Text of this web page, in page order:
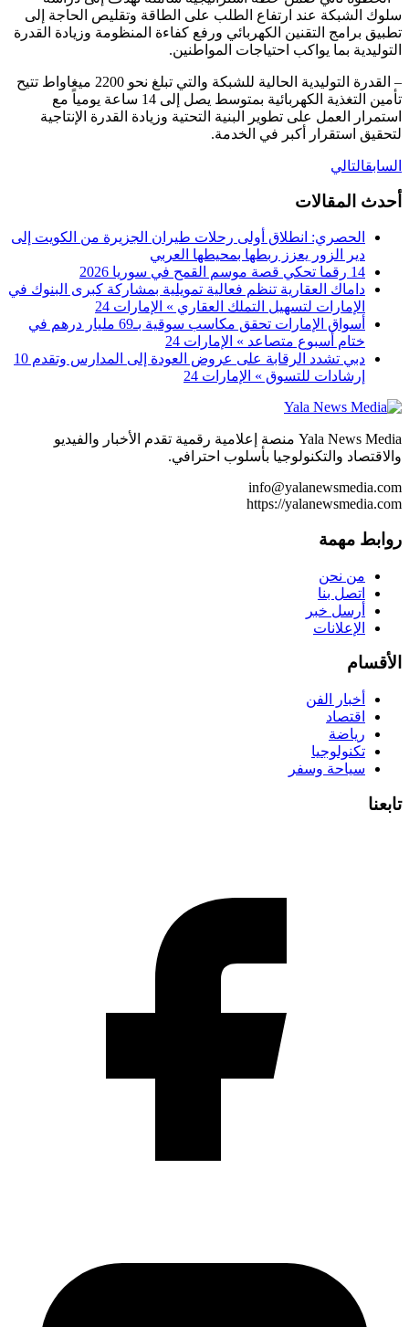
سلوك الشبكة عند ارتفاع الطلب على الطاقة وتقليص الحاجة إلى
تطبيق برامج التقنين الكهربائي ورفع كفاءة المنظومة وزيادة القدرة
التوليدية بما يواكب احتياجات المواطنين.
– القدرة التوليدية الحالية للشبكة والتي تبلغ نحو 2200 ميغاواط تتيح
تأمين التغذية الكهربائية بمتوسط يصل إلى 14 ساعة يومياً مع
استمرار العمل على تطوير البنية التحتية وزيادة القدرة الإنتاجية
لتحقيق استقرار أكبر في الخدمة.
السابقالتالي
أحدث المقالات
الحصري: انطلاق أولى رحلات طيران الجزيرة من الكويت إلى
دير الزور يعزز ربطها بمحيطها العربي
14 رقما تحكي قصة موسم القمح في سوريا 2026
داماك العقارية تنظم فعالية تمويلية بمشاركة كبرى البنوك في
الإمارات لتسهيل التملك العقاري » الإمارات 24
أسواق الإمارات تحقق مكاسب سوقية بـ69 مليار درهم في
ختام أسبوع متصاعد » الإمارات 24
دبي تشدد الرقابة على عروض العودة إلى المدارس وتقدم 10
إرشادات للتسوق » الإمارات 24
Yala News Media منصة إعلامية رقمية تقدم الأخبار والفيديو
والاقتصاد والتكنولوجيا بأسلوب احترافي.
info@yalanewsmedia.com
https://yalanewsmedia.com
روابط مهمة
من نحن
اتصل بنا
أرسل خبر
الإعلانات
الأقسام
أخبار الفن
اقتصاد
رياضة
تكنولوجيا
سياحة وسفر
تابعنا